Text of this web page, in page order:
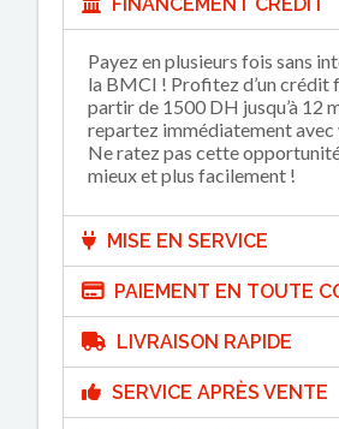
Payez en plusieurs fois sans
la BMCI ! Profitez d’un crédit
partir de 1500 DH jusqu’à 12
repartez immédiatement avec
Ne ratez pas cette
mieux et plus facilement !
MISE EN SERVICE
PAIEMENT EN TOUTE
LIVRAISON RAPIDE
SERVICE APRÈS VENTE